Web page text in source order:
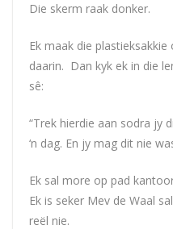
Die skerm raak donker.
Ek maak die
daarin. Dan kyk ek in die
sê:
“Trek hierdie aan sodra jy
‘n dag. En jy mag dit nie
Ek sal more op pad
Ek is seker Mev de Waal
reël nie.